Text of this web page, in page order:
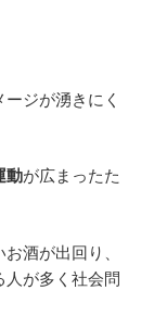
ジが湧きにく
動が広まったた
酒が出回り、
人が多く社会問